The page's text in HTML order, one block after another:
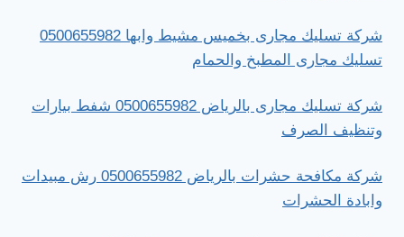
شركة تسليك مجارى بخميس مشيط وابها 0500655982
تسليك مجارى المطبخ والحمام
شركة تسليك مجارى بالرياض 0500655982 شفط بيارات
وتنظيف الصرف
شركة مكافحة حشرات بالرياض 0500655982 رش مبيدات
وابادة الحشرات